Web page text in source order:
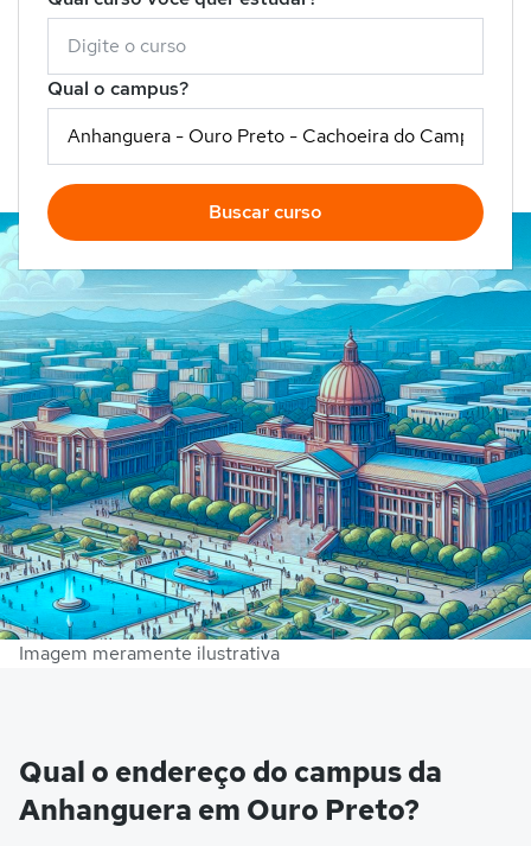
Qual o campus?
Buscar curso
Imagem meramente ilustrativa
Qual o endereço do campus da
Anhanguera em Ouro Preto?